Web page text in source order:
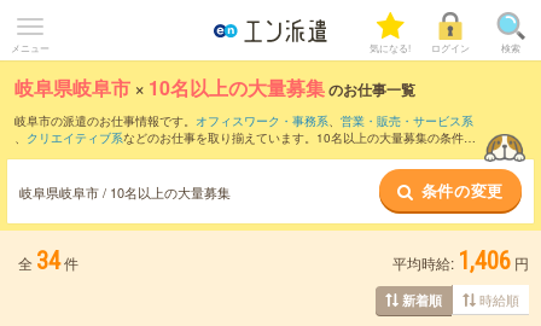
メニュー 気になる! ログイン 検索
岐阜県岐阜市 × 10名以上の大量募集のお仕事一覧
岐阜市の派遣のお仕事情報です。 オフィスワーク・事務系、 営業・販売・サービス系
、 クリエイティブ系などのお仕事を取り揃えています。10名以上の大量募集の条件の
岐阜県岐阜市 / 10名以上の大量募集 条件の変更
全 34件 平均時給: 1,406 円
新着順 時給順